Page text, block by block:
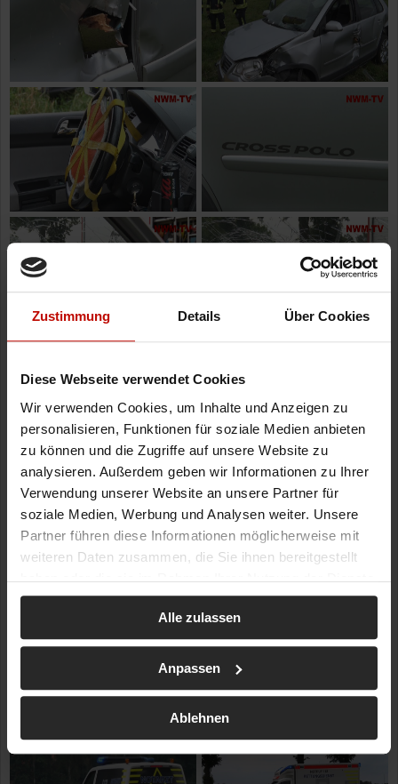
Zustimmung Details Über Cookies
Diese Webseite verwendet Cookies
Wir verwenden Cookies, um Inhalte und Anzeigen zu
personalisieren, Funktionen für soziale Medien anbieten
zu können und die Zugriffe auf unsere Website zu
analysieren. Außerdem geben wir Informationen zu Ihrer
Verwendung unserer Website an unsere Partner für
soziale Medien, Werbung und Analysen weiter. Unsere
Partner führen diese Informationen möglicherweise mit
weiteren Daten zusammen, die Sie ihnen bereitgestellt
haben oder die sie im Rahmen Ihrer Nutzung der Dienste
gesammelt haben.
Alle zulassen
Anpassen
Ablehnen